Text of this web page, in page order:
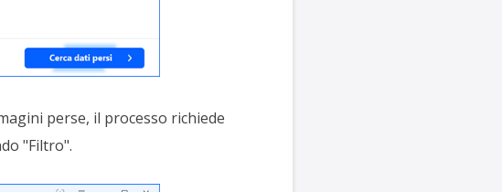
perse, il processo richiede
"Filtro".